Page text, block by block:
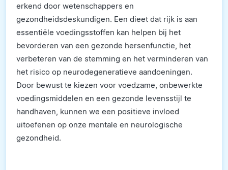
erkend door wetenschappers en
gezondheidsdeskundigen. Een dieet dat rijk is aan
essentiële voedingsstoffen kan helpen bij het
bevorderen van een gezonde hersenfunctie, het
verbeteren van de stemming en het verminderen van
het risico op neurodegeneratieve aandoeningen.
Door bewust te kiezen voor voedzame, onbewerkte
voedingsmiddelen en een gezonde levensstijl te
handhaven, kunnen we een positieve invloed
uitoefenen op onze mentale en neurologische
gezondheid.